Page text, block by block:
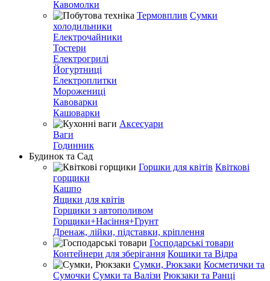
Кавомолки
Термовплив Сумки
холодильники
Електрочайники
Тостери
Електрогрилі
Йогуртниці
Електроплитки
Морожениці
Кавоварки
Кашоварки
Аксесуари
Ваги
Годинник
Будинок та Сад
Горшки для квітів Квіткові
горщики
Кашпо
Ящики для квітів
Горщики з автополивом
Горщики+Насіння+Грунт
Дренаж, лійки, підставки, кріплення
Господарські товари
Контейнери для зберігання Кошики та Відра
Сумки, Рюкзаки Косметички та
Сумочки Сумки та Валізи Рюкзаки та Ранці